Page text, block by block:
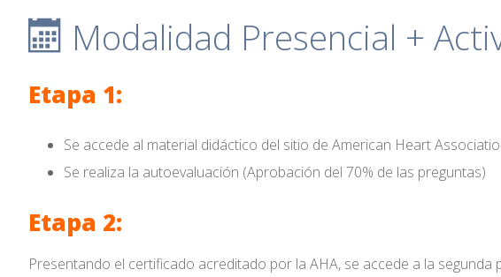
Modalidad Presencial +
Etapa 1:
Se accede al material didáctico del sitio de American Heart
Se realiza la autoevaluación (Aprobación del 70% de las preguntas)
Etapa 2:
Presentando el certificado acreditado por la AHA, se accede a la